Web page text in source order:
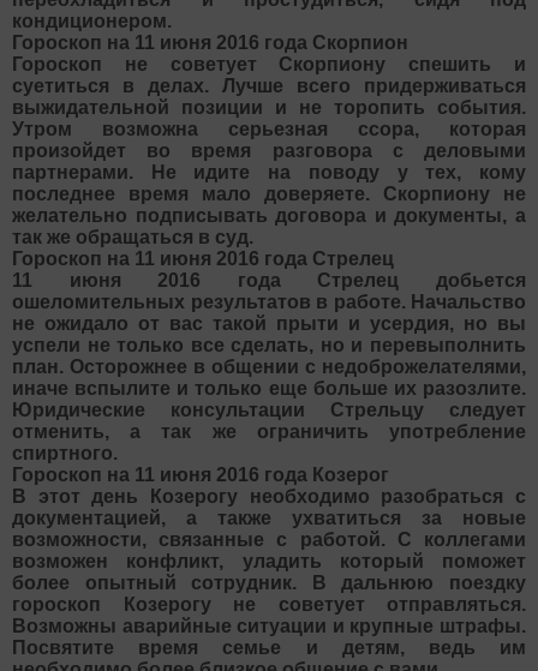
кондиционером.
Гороскоп на 11 июня 2016 года Скорпион
Гороскоп не советует Скорпиону спешить и
суетиться в делах. Лучше всего придерживаться
выжидательной позиции и не торопить события.
Утром возможна серьезная ссора, которая
произойдет во время разговора с деловыми
партнерами. Не идите на поводу у тех, кому
последнее время мало доверяете. Скорпиону не
желательно подписывать договора и документы, а
так же обращаться в суд.
Гороскоп на 11 июня 2016 года Стрелец
11 июня 2016 года Стрелец добьется
ошеломительных результатов в работе. Начальство
не ожидало от вас такой прыти и усердия, но вы
успели не только все сделать, но и перевыполнить
план. Осторожнее в общении с недоброжелателями,
иначе вспылите и только еще больше их разозлите.
Юридические консультации Стрельцу следует
отменить, а так же ограничить употребление
спиртного.
Гороскоп на 11 июня 2016 года Козерог
В этот день Козерогу необходимо разобраться с
документацией, а также ухватиться за новые
возможности, связанные с работой. С коллегами
возможен конфликт, уладить который поможет
более опытный сотрудник. В дальнюю поездку
гороскоп Козерогу не советует отправляться.
Возможны аварийные ситуации и крупные штрафы.
Посвятите время семье и детям, ведь им